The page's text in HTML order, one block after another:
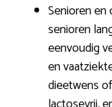
Senioren
senioren
eenvoudig
en
dieetwens